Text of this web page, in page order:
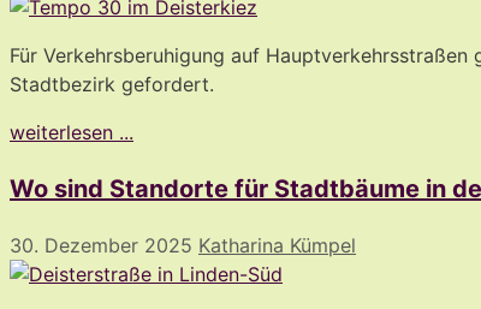
Für Verkehrsberuhigung auf
Stadtbezirk gefordert.
weiterlesen ...
Wo sind Standorte für Stadtbäume in
30. Dezember 2025 Katharina Kümpel